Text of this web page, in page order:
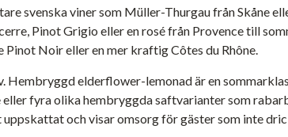
svenska viner som Müller-Thurgau från Skåne
Pinot Grigio eller en rosé från Provence till
Noir eller en mer kraftig Côtes du Rhône.
Hembryggd elderflower-lemonad är en
eller fyra olika hembryggda saftvarianter som
och visar omsorg för gäster som inte